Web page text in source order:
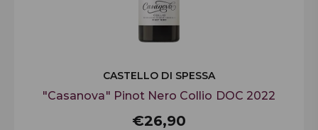
CASTELLO DI SPESSA
"Casanova" Pinot Nero Collio DOC 2022
€26,90